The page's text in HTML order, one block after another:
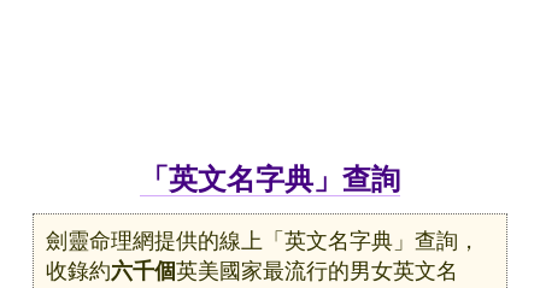
「英文名字典」查詢
劍靈命理網提供的線上「英文名字典」查詢，
收錄約六千個英美國家最流行的男女英文名